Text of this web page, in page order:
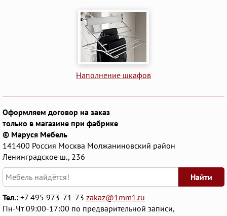
Наполнение шкафов
Оформляем договор на заказ
только в магазине при фабрике
© Маруся Мебель
141400 Россия Москва Молжаниновский район
Ленинградское ш., 236
Найти
Тел.: +7 495 973-71-73 zakaz@1mm1.ru
Пн-Чт 09:00-17:00 по предварительной записи,